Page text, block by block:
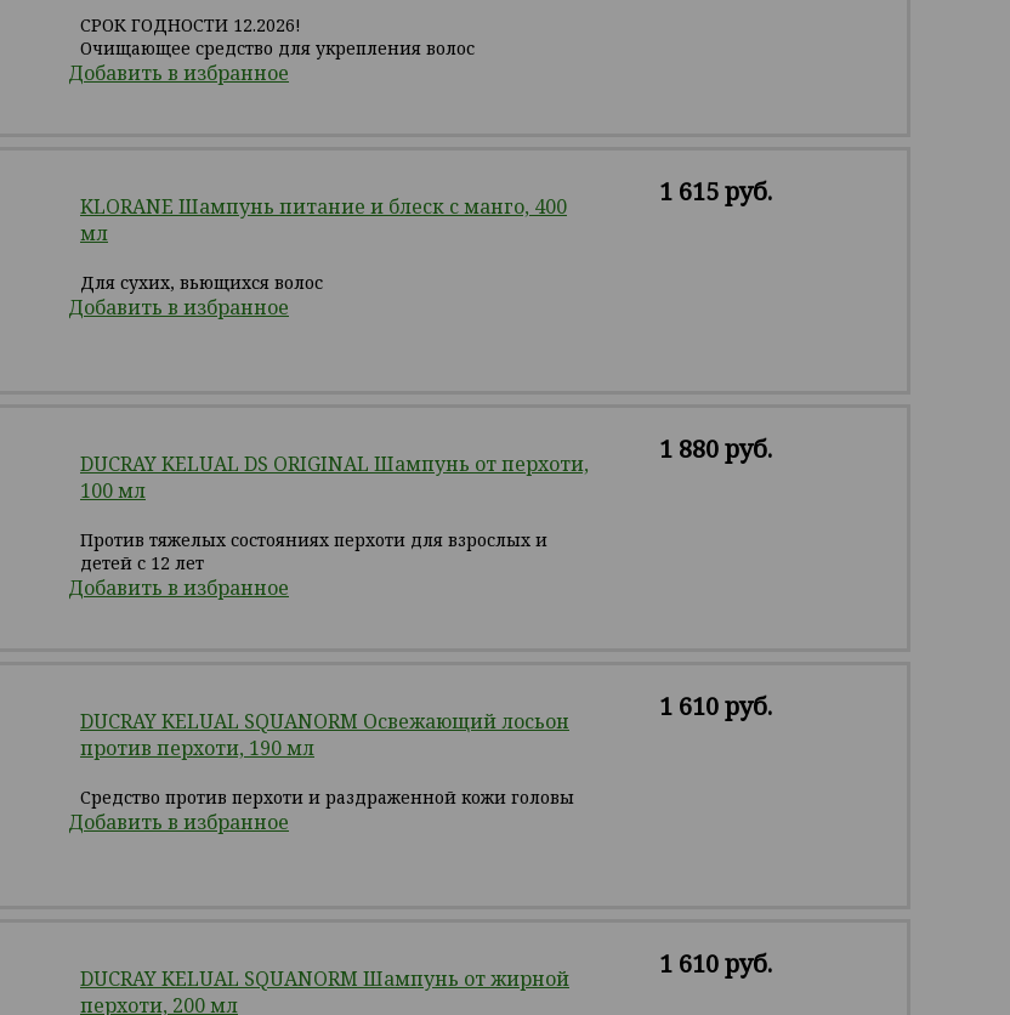
СРОК ГОДНОСТИ 12.2026!
Очищающее средство для укрепления волос
Добавить в избранное
KLORANE Шампунь питание и блеск с манго, 400
мл
Для сухих, вьющихся волос
Добавить в избранное
1 615 руб.
DUCRAY KELUAL DS ORIGINAL Шампунь от перхоти,
100 мл
Против тяжелых состояниях перхоти для взрослых и
детей с 12 лет
Добавить в избранное
1 880 руб.
DUCRAY KELUAL SQUANORM Освежающий лосьон
против перхоти, 190 мл
Средство против перхоти и раздраженной кожи головы
Добавить в избранное
1 610 руб.
DUCRAY KELUAL SQUANORM Шампунь от жирной
перхоти, 200 мл
1 610 руб.